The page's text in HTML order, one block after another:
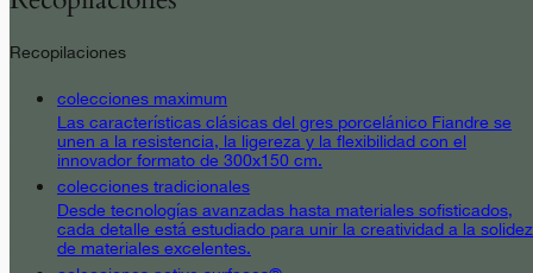
Recopilaciones
colecciones maximum
Las características clásicas del gres porcelánico Fiandre se
unen a la resistencia, la ligereza y la flexibilidad con el
innovador formato de 300x150 cm.
colecciones tradicionales
Desde tecnologías avanzadas hasta materiales sofisticados,
cada detalle está estudiado para unir la creatividad a la solidez
de materiales excelentes.